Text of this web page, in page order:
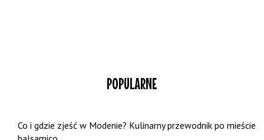
POPULARNE
Co i gdzie zjeść w Modenie? Kulinarny przewodnik po mieście